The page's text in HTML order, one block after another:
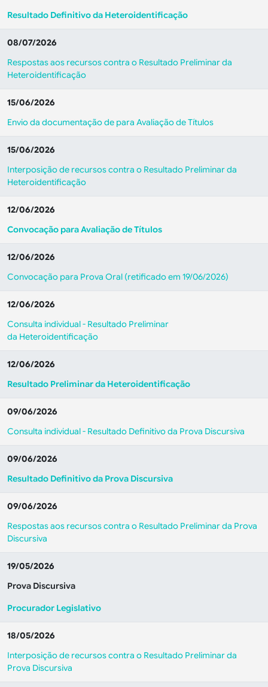
Resultado Definitivo da Heteroidentificação
08/07/2026
Respostas aos recursos contra o Resultado Preliminar da
Heteroidentificação
15/06/2026
Envio da documentação de para Avaliação de Títulos
15/06/2026
Interposição de recursos contra o Resultado Preliminar da
Heteroidentificação
12/06/2026
Convocação para Avaliação de Títulos
12/06/2026
Convocação para Prova Oral (retificado em 19/06/2026)
12/06/2026
Consulta individual - Resultado Preliminar
da Heteroidentificação
12/06/2026
Resultado Preliminar da Heteroidentificação
09/06/2026
Consulta individual - Resultado Definitivo da Prova Discursiva
09/06/2026
Resultado Definitivo da Prova Discursiva
09/06/2026
Respostas aos recursos contra o Resultado Preliminar da Prova
Discursiva
19/05/2026
Prova Discursiva
Procurador Legislativo
18/05/2026
Interposição de recursos contra o Resultado Preliminar da
Prova Discursiva